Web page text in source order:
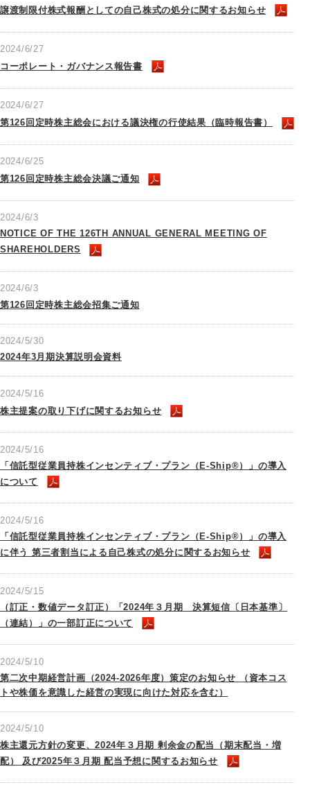
譲渡制限付株式報酬としての自己株式の処分に関するお知らせ
2024/6/27
コーポレート・ガバナンス報告書
2024/6/27
第126回定時株主総会における議決権の行使結果（臨時報告書）
2024/6/25
第126回定時株主総会決議ご通知
2024/6/3
NOTICE OF THE 126TH ANNUAL GENERAL MEETING OF
SHAREHOLDERS
2024/6/3
第126回定時株主総会招集ご通知
2024/5/30
2024年3月期決算説明会資料
2024/5/16
株主提案の取り下げに関するお知らせ
2024/5/16
「信託型従業員持株インセンティブ・プラン（E-Ship®）」の導入
について
2024/5/16
「信託型従業員持株インセンティブ・プラン（E-Ship®）」の導入
に伴う 第三者割当による自己株式の処分に関するお知らせ
2024/5/15
（訂正・数値データ訂正）「2024年３月期 決算短信〔日本基準〕
（連結）」の一部訂正について
2024/5/10
第二次中期経営計画（2024-2026年度）策定のお知らせ （資本コス
トや株価を意識した経営の実現に向けた対応を含む）
2024/5/10
株主還元方針の変更、2024年３月期 剰余金の配当（期末配当・増
配） 及び2025年３月期 配当予想に関するお知らせ